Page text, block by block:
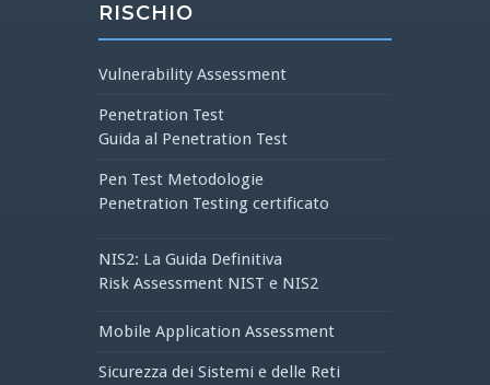
RISCHIO
Vulnerability Assessment
Penetration Test
Guida al Penetration Test
Pen Test Metodologie
Penetration Testing certificato
NIS2: La Guida Definitiva
Risk Assessment NIST e NIS2
Mobile Application Assessment
Sicurezza dei Sistemi e delle Reti